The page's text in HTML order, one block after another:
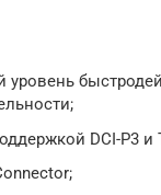
DCI-Р3 и